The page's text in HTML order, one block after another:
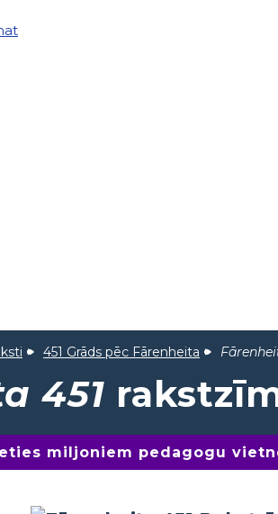
451 Grāds pēc Fārenheita
451
miljoniem pedagogu